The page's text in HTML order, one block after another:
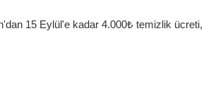
15 Eylül'e kadar 4.000₺ temizlik ücreti,